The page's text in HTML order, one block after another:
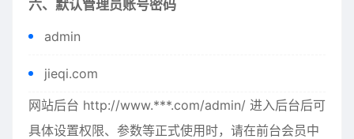
六、默认管理员账号密码
admin
jieqi.com
网站后台 http://www.***.com/admin/ 进入后台后可
具体设置权限、参数等正式使用时，请在前台会员中